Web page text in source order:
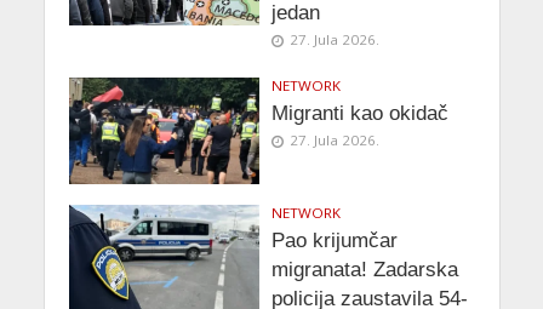
jedan
27. Jula 2026.
NETWORK
Migranti kao okidač
27. Jula 2026.
NETWORK
Pao krijumčar
migranata! Zadarska
policija zaustavila 54-